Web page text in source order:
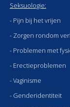
Seksuologie:
- Pijn bij het vrijen
- Zorgen rondom
- Problemen met
- Erectieproblemen
- Vaginisme
- Genderidentiteit